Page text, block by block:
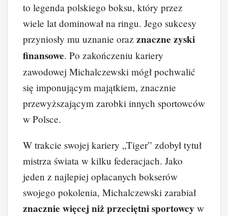
to legenda polskiego boksu, który przez
wiele lat dominował na ringu. Jego sukcesy
przyniosły mu uznanie oraz znaczne zyski
finansowe. Po zakończeniu kariery
zawodowej Michalczewski mógł pochwalić
się imponującym majątkiem, znacznie
przewyższającym zarobki innych sportowców
w Polsce.
W trakcie swojej kariery „Tiger” zdobył tytuł
mistrza świata w kilku federacjach. Jako
jeden z najlepiej opłacanych bokserów
swojego pokolenia, Michalczewski zarabiał
znacznie więcej niż przeciętni sportowcy w